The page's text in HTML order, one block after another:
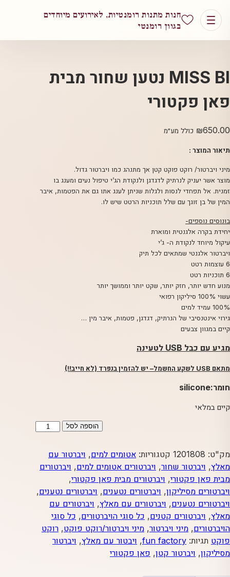
חנות מתנות רומנטיות, לאירועים מיוחדים
בגוון רומנטי
MISS BI נטען שחור מבית
פאן פקטורי
₪650.00 כולל מע״מ
תיאור המוצר :
מיני ויברטור/ רוקט פוקט קטן אך מתנהג כמו ויברטור גדול.
מוצר אשר יעניק לנרתיק לדגדגן ולנקודת הג’י טיפול נעים ומענג בו
זמנית. אל תפחדי לנסות ולגלות שניתן לענג אתו גם את הפטמות, איבר
המין של בן זוגך עם שלל תוכניות הרטט שיש לו.
בונוסים נוספים-
יחידת בקרה אלגנטית ומוארת
עיקול מיוחד לנקודת ה- ג’י
ויברטור אלגנטי שמתאים לכל תיק
6 עוצמות רטט
6 תוכניות רטט
מנוע חדש יותר, חזק יותר, שקט יותר וממושך יותר
עשוי 100% סיליקון רפואי
100% עמיד למים
גירוי אינטנסיבי של הנרתיק, דגדגן, פטמות, איבר מין …
קיים במגוון צבעים
מגיע עם כבל USB לטעינה
מתאם USB לשקע החשמל – יש להזמין בנפרד (לא חייב!!)
חומר:silicone
קיים במלאי
כמות
MISS
BI
נטען
מבית
פאן
פקטורי
הוספה לסל
מק"ט: 1201808 קטגוריות: אטומים למים, ויברטור עם
מאלץ, ויברטור שחור, ויברטורים אטומים למים, ויברטורים
מבית פאן פקטורי, ויברטורים מבית פאן פקטורי,
ויברטורים מסיליקון, ויברטורים נטענים, ויברטורים נטענים,
ויברטורים נטענים, ויברטורים עם מאלץ, ויברטורים עם
מאלץ, ויברטורים קטנים, כל סוגי הויברטורים, כל סוגי
הויברטורים, מיני ויברטור, מיני ויברטור/רוקט פוקט, רוקט
פוקט תגיות: fun factory
, ויבטור עם מאלץ, ויברטור
מסיליקון, ויברטור קטן, פאן פקטורי